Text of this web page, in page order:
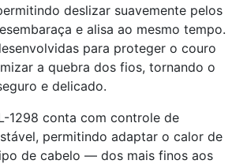
deslizar suavemente pelos
e alisa ao mesmo tempo.
para proteger o couro
a quebra dos fios, tornando o
e delicado.
1298 conta com controle de
permitindo adaptar o calor de
de cabelo — dos mais finos aos